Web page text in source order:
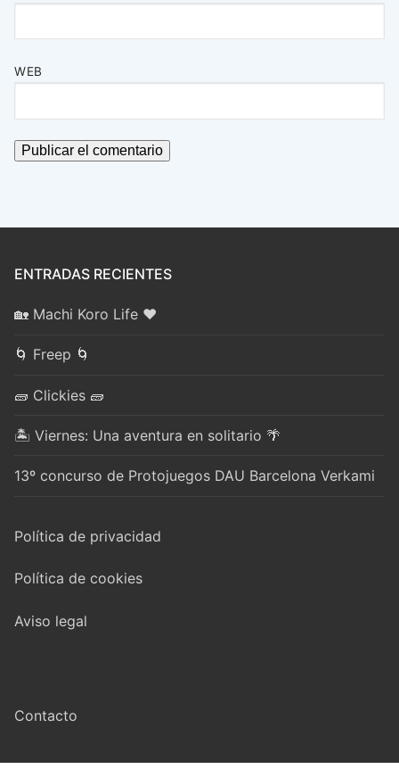
WEB
ENTRADAS RECIENTES
🏡 Machi Koro Life ❤️
🌀 Freep 🌀
🧱 Clickies 🧱
🏝️ Viernes: Una aventura en solitario 🌴
13º concurso de Protojuegos DAU Barcelona Verkami
Política de privacidad
Política de cookies
Aviso legal
Contacto